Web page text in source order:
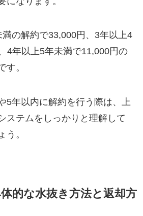
の解約で33,000円、3年以上4
4年以上5年未満で11,000円の
す。
5年以内に解約を行う際は、上
ステムをしっかりと理解して
う。
的な水抜き方法と返却方